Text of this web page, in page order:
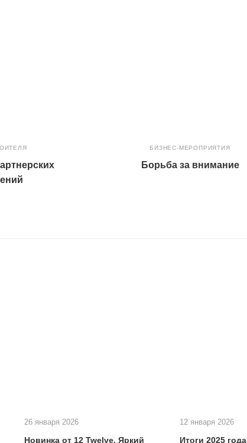
БИЗНЕС-МЕРОПРИЯТИЯ
Борьба за внимание
26 января 2026
Новинка от 12 Twelve. Яркий
12 января 2026
Итоги 2025 года